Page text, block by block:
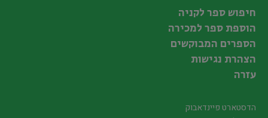
חיפוש ספר לקניה
הוספת ספר למכירה
הספרים המבוקשים
הצהרת נגישות
עזרה
הדסטארט פיינדאבוק